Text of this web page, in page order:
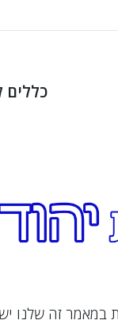
כללים
במאמר זה שלנו